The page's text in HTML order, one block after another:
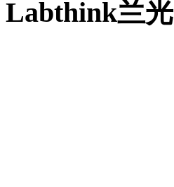
Labthink兰光